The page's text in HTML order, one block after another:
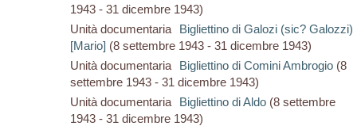
1943 - 31 dicembre 1943)
Unità documentaria
Bigliettino di Galozi (sic? Galozzi)
[Mario] (8 settembre 1943 - 31 dicembre 1943)
Unità documentaria
Bigliettino di Comini Ambrogio(8
settembre 1943 - 31 dicembre 1943)
Unità documentaria
Bigliettino di Aldo(8 settembre
1943 - 31 dicembre 1943)